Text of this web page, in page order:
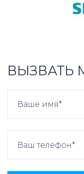
ВЫЗВАТЬ